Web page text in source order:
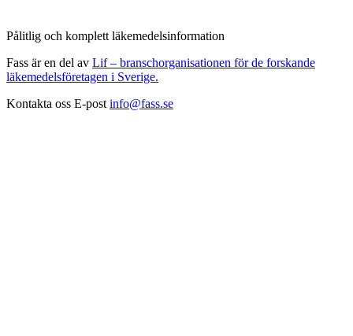
Pålitlig och komplett läkemedelsinformation
Fass är en del av Lif – branschorganisationen för de forskande
läkemedelsföretagen i Sverige.
Kontakta oss E-post info@fass.se